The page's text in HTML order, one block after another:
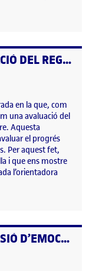
4º INTERVENCIÓ: AVALUACIÓ DEL REGISTRE!
AVALUACIÓ DEL
en la que, com
una avaluació del
Aquesta
el progrés
Per aquest fet,
i que ens mostre
l’orientadora
3º INTERVENCIÓ: EXPRESSIÓ D’EMOCIONS!
EXPRESSIÓ